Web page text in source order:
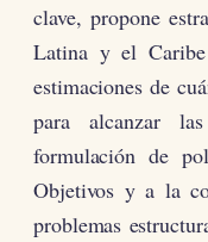
clave, propone
Latina y el
estimaciones de
para alcanzar
formulación de
Objetivos y a la
problemas